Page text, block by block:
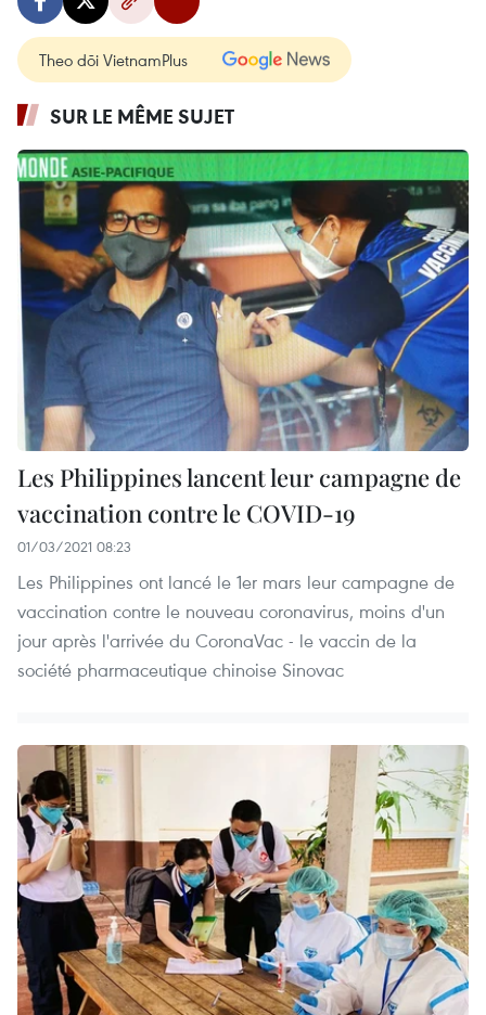
Theo dõi VietnamPlus
SUR LE MÊME SUJET
Les Philippines lancent leur campagne de
vaccination contre le COVID-19
01/03/2021 08:23
Les Philippines ont lancé le 1er mars leur campagne de
vaccination contre le nouveau coronavirus, moins d'un
jour après l'arrivée du CoronaVac - le vaccin de la
société pharmaceutique chinoise Sinovac